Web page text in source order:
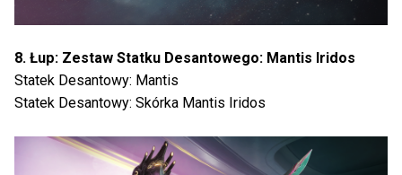
8. Łup: Zestaw Statku Desantowego: Mantis Iridos
Statek Desantowy: Mantis
Statek Desantowy: Skórka Mantis Iridos